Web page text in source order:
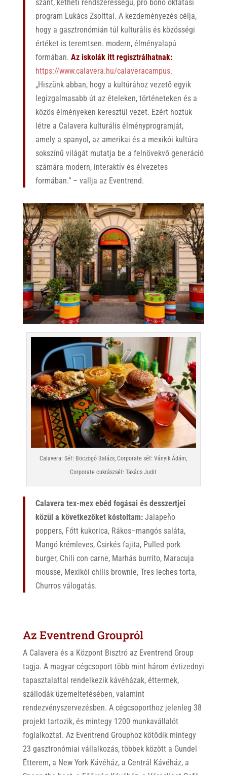
szánt, kétheti rendszerességű, pro bono oktatási
program Lukács Zsolttal. A kezdeményezés célja,
hogy a gasztronómián túl kulturális és közösségi
értéket is teremtsen. modern, élményalapú
formában. Az iskolák itt regisztrálhatnak:
https://www.calavera.hu/calaveracampus.
„Hiszünk abban, hogy a kultúrához vezető egyik
legizgalmasabb út az ételeken, történeteken és a
közös élményeken keresztül vezet. Ezért hoztuk
létre a Calavera kulturális élményprogramját,
amely a spanyol, az amerikai és a mexikói kultúra
sokszínű világát mutatja be a felnövekvő generáció
számára modern, interaktív és élvezetes
formában.” – vallja az Eventrend.
Calavera: Séf: Böczögő Balázs, Corporate séf: Ványik Ádám,
Corporate cukrászséf: Takács Judit
Calavera tex-mex ebéd fogásai és desszertjei
közül a következőket kóstoltam: Jalapeño
poppers, Főtt kukorica, Rákos–mangós saláta,
Mangó krémleves, Csirkés fajita, Pulled pork
burger, Chili con carne, Marhás burrito, Maracuja
mousse, Mexikói chilis brownie, Tres leches torta,
Churros válogatás.
Az Eventrend Groupról
A Calavera és a Központ Bisztró az Eventrend Group
tagja. A magyar cégcsoport több mint három évtizednyi
tapasztalattal rendelkezik kávéházak, éttermek,
szállodák üzemeltetésében, valamint
rendezvényszervezésben. A cégcsoporthoz jelenleg 38
projekt tartozik, és mintegy 1200 munkavállalót
foglalkoztat. Az Eventrend Grouphoz kötődik mintegy
23 gasztronómiai vállalkozás, többek között a Gundel
Étterem, a New York Kávéház, a Centrál Kávéház, a